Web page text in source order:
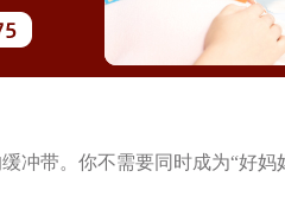
冲带。你不需要同时成为“好妈